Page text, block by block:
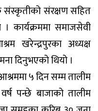
संस्कृतीको संरक्षण सहित
कार्यक्रममा समाजसेवी
खरेन्द्रपुरका अध्यक्ष
दिनुभएको थियो ।
५ दिन सम्म तालीम
पन्छे बाजाको तालीम